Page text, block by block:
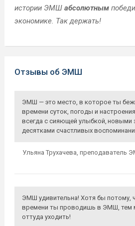
истории ЭМШ абсолютным
экономике. Так держать!
Отзывы об ЭМШ
ЭМШ — это место, в которое ты
времени суток, погоды и
всегда с сияющей улыбкой, новыми
десятками счастливых
Ульяна Трухачева, преподаватель
ЭМШ удивительна! Хотя бы потому,
времени ты проводишь в ЭМШ, тем
оттуда уходить!